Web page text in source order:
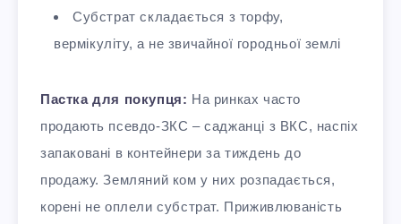
Субстрат складається з торфу,
вермікуліту, а не звичайної городньої землі
Пастка для покупця: На ринках часто
продають псевдо-ЗКС – саджанці з ВКС, наспіх
запаковані в контейнери за тиждень до
продажу. Земляний ком у них розпадається,
корені не оплели субстрат. Приживлюваність